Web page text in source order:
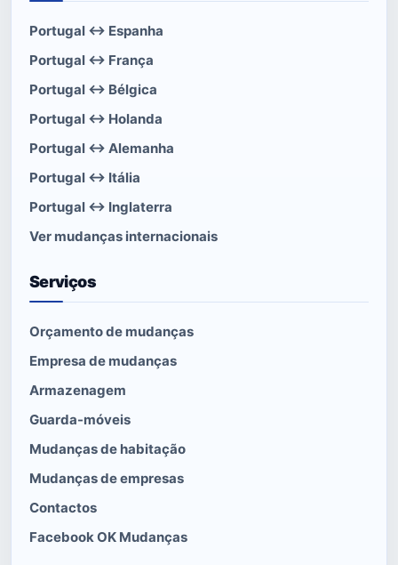
Portugal ↔ Espanha
Portugal ↔ França
Portugal ↔ Bélgica
Portugal ↔ Holanda
Portugal ↔ Alemanha
Portugal ↔ Itália
Portugal ↔ Inglaterra
Ver mudanças internacionais
Serviços
Orçamento de mudanças
Empresa de mudanças
Armazenagem
Guarda-móveis
Mudanças de habitação
Mudanças de empresas
Contactos
Facebook OK Mudanças